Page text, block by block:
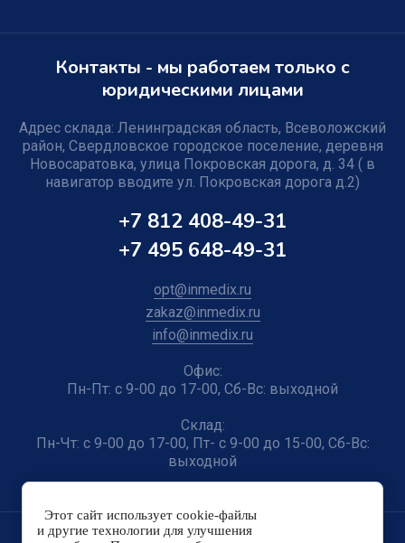
Контакты - мы работаем только с
юридическими лицами
Адрес склада: Ленинградская область, Всеволожский
район, Свердловское городское поселение, деревня
Новосаратовка, улица Покровская дорога, д. 34 ( в
навигатор вводите ул. Покровская дорога д.2)
+7 812 408-49-31
+7 495 648-49-31
opt@inmedix.ru
zakaz@inmedix.ru
info@inmedix.ru
Офис:
Пн-Пт: с 9-00 до 17-00, Сб-Вс: выходной
Склад:
Пн-Чт: с 9-00 до 17-00, Пт- с 9-00 до 15-00, Сб-Вс:
выходной
Этот сайт использует cookie-файлы
и другие технологии для улучшения